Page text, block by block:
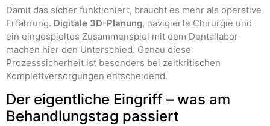
Damit das sicher funktioniert, braucht es mehr als operative
Erfahrung. Digitale 3D-Planung, navigierte Chirurgie und
ein eingespieltes Zusammenspiel mit dem Dentallabor
machen hier den Unterschied. Genau diese
Prozesssicherheit ist besonders bei zeitkritischen
Komplettversorgungen entscheidend.
Der eigentliche Eingriff – was am
Behandlungstag passiert